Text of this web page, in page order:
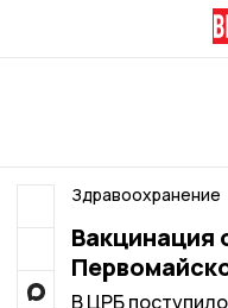
Здравоохранение
Вакцинация
В ЦРБ